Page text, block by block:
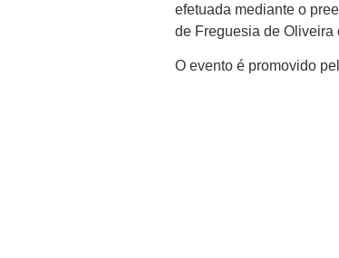
efetuada mediante o
de Freguesia de Oliveira
O evento é promovido